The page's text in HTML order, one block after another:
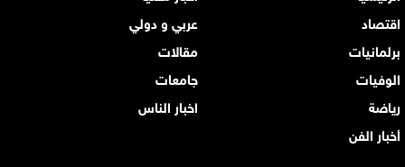
اقتصاد
عربي و دولي
برلمانيات
مقالات
الوفيات
جامعات
رياضة
اخبار الناس
أخبار الفن